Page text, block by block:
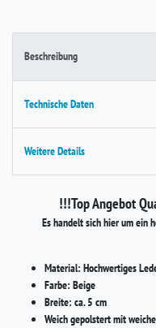
Beschreibung
Technische Daten
Weitere Details
!!!Top Angebot
Es handelt sich hier um ein
Material: Hochwertiges
Farbe: Beige
Breite: ca. 5 cm
Weich gepolstert mit